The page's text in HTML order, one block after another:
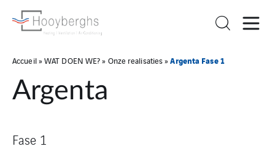
Accueil»WAT DOEN WE?» Onze realisaties»Argenta Fase 1
Argenta
Fase 1